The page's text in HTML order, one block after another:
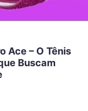
Ace – O Tênis
Buscam